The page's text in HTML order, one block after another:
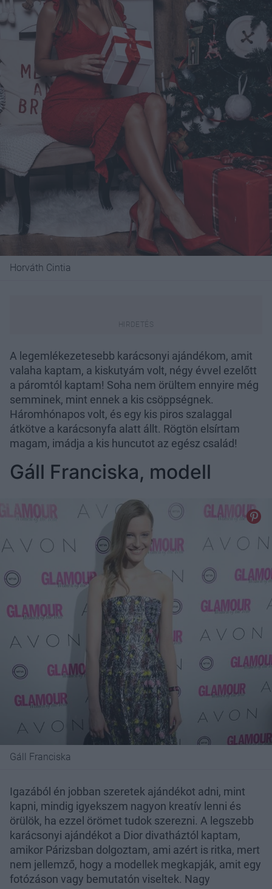
Horváth Cintia
A legemlékezetesebb karácsonyi ajándékom, amit
valaha kaptam, a kiskutyám volt, négy évvel ezelőtt
a páromtól kaptam! Soha nem örültem ennyire még
semminek, mint ennek a kis csöppségnek.
Háromhónapos volt, és egy kis piros szalaggal
átkötve a karácsonyfa alatt állt. Rögtön elsírtam
magam, imádja a kis huncutot az egész család!
Gáll Franciska, modell
Gáll Franciska
Igazából én jobban szeretek ajándékot adni, mint
kapni, mindig igyekszem nagyon kreatív lenni és
örülök, ha ezzel örömet tudok szerezni. A legszebb
karácsonyi ajándékot a Dior divatháztól kaptam,
amikor Párizsban dolgoztam, ami azért is ritka, mert
nem jellemző, hogy a modellek megkapják, amit egy
fotózáson vagy bemutatón viseltek. Nagy